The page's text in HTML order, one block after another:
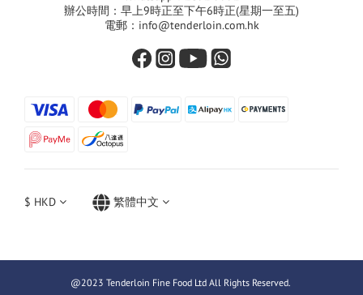
辦公時間：早上9時正至下午6時正(星期一至五)
電郵：info@tenderloin.com.hk
$ HKD 繁體中文
@2023 Tenderloin Fine Food Ltd All Rights Reserved.